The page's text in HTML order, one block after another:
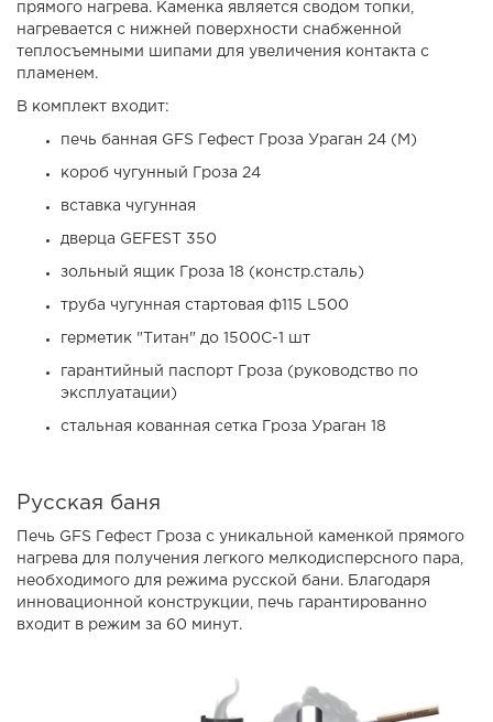
прямого нагрева. Каменка является сводом топки,
нагревается с нижней поверхности снабженной
теплосъемными шипами для увеличения контакта с
пламенем.
В комплект входит:
печь банная GFS Гефест Гроза Ураган 24 (М)
короб чугунный Гроза 24
вставка чугунная
дверца GEFEST 350
зольный ящик Гроза 18 (констр.сталь)
труба чугунная стартовая ф115 L500
герметик "Титан" до 1500С-1 шт
гарантийный паспорт Гроза (руководство по
эксплуатации)
стальная кованная сетка Гроза Ураган 18
Русская баня
Печь GFS Гефест Гроза с уникальной каменкой прямого
нагрева для получения легкого мелкодисперсного пара,
необходимого для режима русской бани. Благодаря
инновационной конструкции, печь гарантированно
входит в режим за 60 минут.